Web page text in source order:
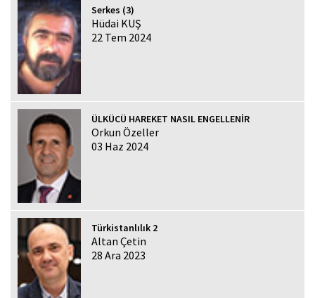
Serkes (3)
Hüdai KUŞ
22 Tem 2024
ÜLKÜCÜ HAREKET NASIL ENGELLENİR
Orkun Özeller
03 Haz 2024
Türkistanlılık 2
Altan Çetin
28 Ara 2023